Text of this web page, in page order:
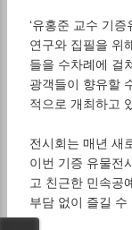
‘유홍준 교수 기
연구와 집필을 위
들을 수차례에 걸
광객들이 향유할
적으로 개최하고
전시회는 매년 새
이번 기증 유물전
고 친근한 민속공
부담 없이 즐길 수